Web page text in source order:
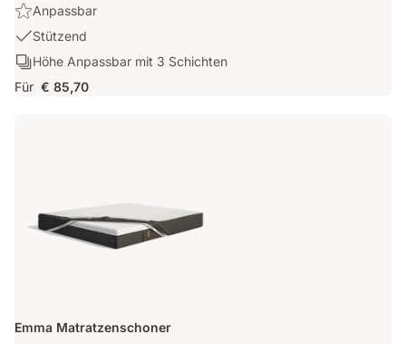
Highlight:
Anpassbar
Anpassbar
USP
1:
Stützend
Stützend
Schichten:
Höhe
Anpassbar
Höhe Anpassbar mit 3 Schichten
Für € 85,70
Emma Matratzenschoner